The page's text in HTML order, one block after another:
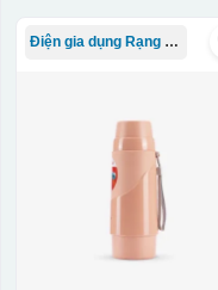
Điện gia dụng Rạng Đông